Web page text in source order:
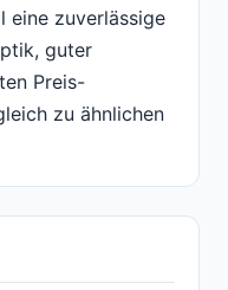
eine zuverlässige
guter
Preis-
zu ähnlichen